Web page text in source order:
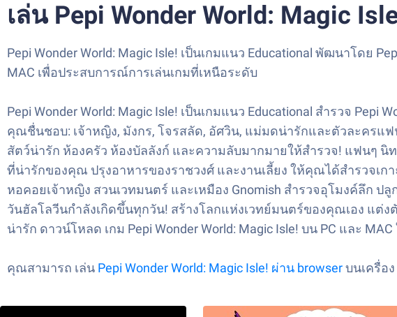
เล่น Pepi Wonder World: Magic
Pepi Wonder World: Magic Isle! เป็นเกมแนว Educational พัฒนาโดย
MAC เพื่อประสบการณ์การเล่นเกมที่เหนือระดับ
Pepi Wonder World: Magic Isle! เป็นเกมแนว Educational สำรวจ
คุณชื่นชอบ: เจ้าหญิง, มังกร, โจรสลัด, อัศวิน, แม่มดน่ารักและตัวละครแ
สัตว์น่ารัก ห้องครัว ห้องบัลลังก์ และความลับมากมายให้สำรวจ! แฟนๆ
ที่น่ารักของคุณ ปรุงอาหารของราชวงศ์ และงานเลี้ยง ให้คุณได้สำรวจเ
หอคอยเจ้าหญิง สวนเวทมนตร์ และเหมือง Gnomish สำรวจอุโมงค์ลึก
วันฮัลโลวีนกำลังเกิดขึ้นทุกวัน! สร้างโลกแห่งเวทย์มนตร์ของคุณเอง แต่
น่ารัก ดาวน์โหลด เกม Pepi Wonder World: Magic Isle! บน PC และ
คุณสามารถ เล่น Pepi Wonder World: Magic Isle! ผ่าน browserบนเครื่อ